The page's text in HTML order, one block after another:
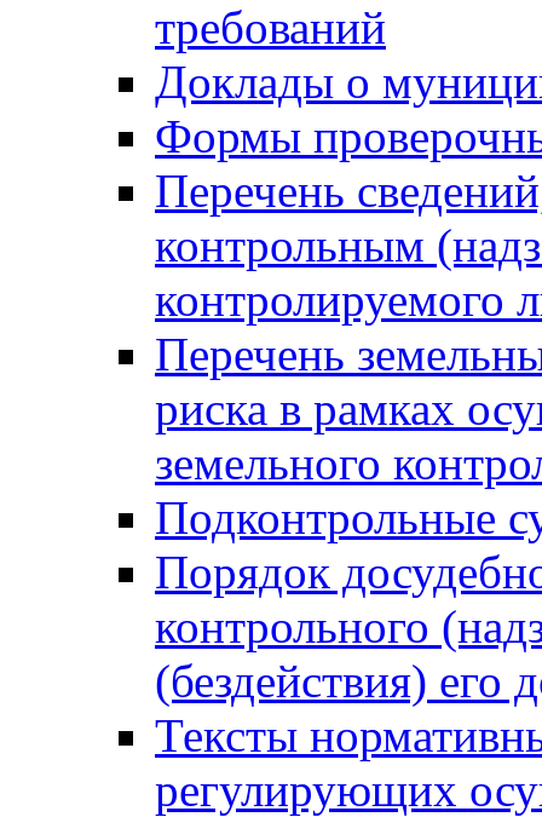
требований
Доклады о
Формы
Перечень
контрольным
контролируемого
Перечень
риска в рамках
земельного
Подконтрольные
Порядок
контрольного
(бездействия)
Тексты
регулирующих